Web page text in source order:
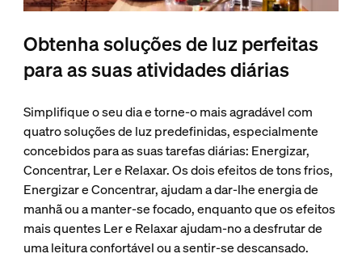
Obtenha soluções de luz perfeitas
para as suas atividades diárias
Simplifique o seu dia e torne-o mais agradável com
quatro soluções de luz predefinidas, especialmente
concebidos para as suas tarefas diárias: Energizar,
Concentrar, Ler e Relaxar. Os dois efeitos de tons frios,
Energizar e Concentrar, ajudam a dar-lhe energia de
manhã ou a manter-se focado, enquanto que os efeitos
mais quentes Ler e Relaxar ajudam-no a desfrutar de
uma leitura confortável ou a sentir-se descansado.